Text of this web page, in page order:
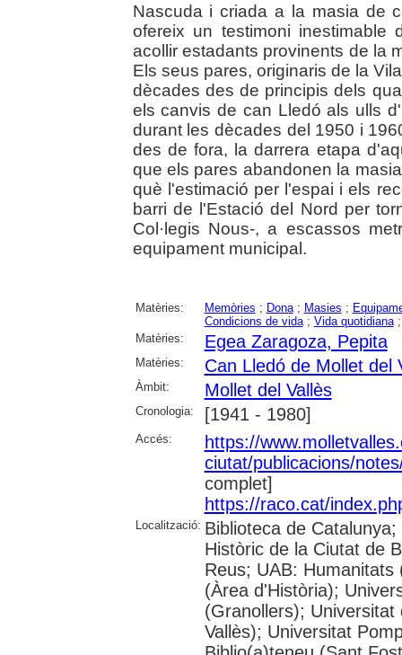
Nascuda i criada a la masia de
ofereix un testimoni
acollir estadants provinents de la
Els seus pares, originaris de la
dècades des de principis dels
els canvis de can Lledó als ulls
durant les dècades del 1950 i
des de fora, la darrera etapa
que els pares abandonen la
què l'estimació per l'espai i els
barri de l'Estació del Nord per
Col·legis Nous-, a escassos
equipament municipal.
Matèries: Memòries ; Dona; Masies ;
Condicions de vida; Vida quotidiana
Matèries:
Egea Zaragoza, Pepita
Matèries: Can Lledó de Mollet del
Àmbit: Mollet del Vallès
Cronologia: [1941 - 1980]
Accés:
https://
ciutat/publicacions/
complet]
https://raco.cat/
Localització: Biblioteca de
Històric de la Ciutat de
Reus; UAB:
(Àrea d'Història);
(Granollers);
Vallès); Universitat